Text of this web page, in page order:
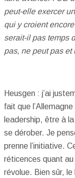
peut-elle exercer
qui y croient
serait-il pas temps
pas, ne peut pas et
Heusgen : j’ai
fait que
leadership, être à
se dérober. Je
prenne l’initiative.
réticences quant
révolue. Bien sûr,